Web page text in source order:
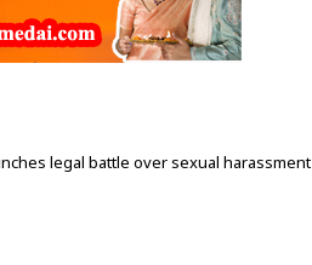
legal battle over sexual harassment